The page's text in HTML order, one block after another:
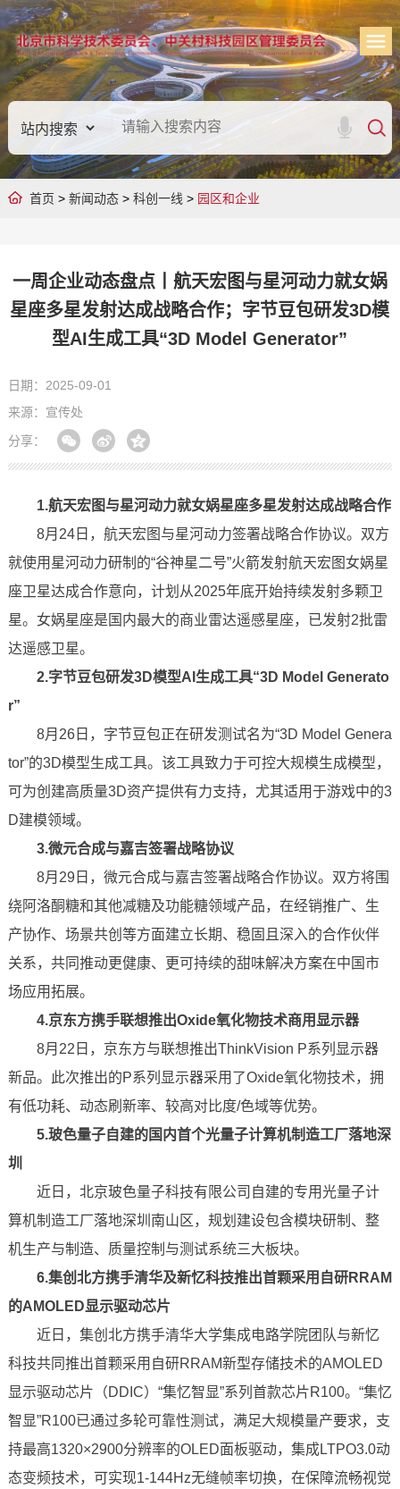
首页 > 新闻动态> 科创一线 > 园区和企业
一周企业动态盘点丨航天宏图与星河动力就女娲
星座多星发射达成战略合作；字节豆包研发3D模
型AI生成工具“3D Model Generator”
日期：2025-09-01
来源：宣传处
分享：
1.航天宏图与星河动力就女娲星座多星发射达成战略合作
8月24日，航天宏图与星河动力签署战略合作协议。双方
就使用星河动力研制的“谷神星二号”火箭发射航天宏图女娲星
座卫星达成合作意向，计划从2025年底开始持续发射多颗卫
星。女娲星座是国内最大的商业雷达遥感星座，已发射2批雷
达遥感卫星。
2.字节豆包研发3D模型AI生成工具“3D Model Generato
r”
8月26日，字节豆包正在研发测试名为“3D Model Genera
tor”的3D模型生成工具。该工具致力于可控大规模生成模型，
可为创建高质量3D资产提供有力支持，尤其适用于游戏中的3
D建模领域。
3.微元合成与嘉吉签署战略协议
8月29日，微元合成与嘉吉签署战略合作协议。双方将围
绕阿洛酮糖和其他减糖及功能糖领域产品，在经销推广、生
产协作、场景共创等方面建立长期、稳固且深入的合作伙伴
关系，共同推动更健康、更可持续的甜味解决方案在中国市
场应用拓展。
4.京东方携手联想推出Oxide氧化物技术商用显示器
8月22日，京东方与联想推出ThinkVision P系列显示器
新品。此次推出的P系列显示器采用了Oxide氧化物技术，拥
有低功耗、动态刷新率、较高对比度/色域等优势。
5.玻色量子自建的国内首个光量子计算机制造工厂落地深
圳
近日，北京玻色量子科技有限公司自建的专用光量子计
算机制造工厂落地深圳南山区，规划建设包含模块研制、整
机生产与制造、质量控制与测试系统三大板块。
6.集创北方携手清华及新忆科技推出首颗采用自研RRAM
的AMOLED显示驱动芯片
近日，集创北方携手清华大学集成电路学院团队与新忆
科技共同推出首颗采用自研RRAM新型存储技术的AMOLED
显示驱动芯片（DDIC）“集忆智显”系列首款芯片R100。“集忆
智显”R100已通过多轮可靠性测试，满足大规模量产要求，支
持最高1320×2900分辨率的OLED面板驱动，集成LTPO3.0动
态变频技术，可实现1-144Hz无缝帧率切换，在保障流畅视觉